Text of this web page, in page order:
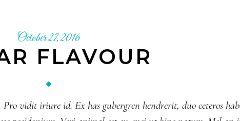
October 27, 2016
FLAVOUR
vidit iriure id. Ex has gubergren hendrerit, duo ceteros